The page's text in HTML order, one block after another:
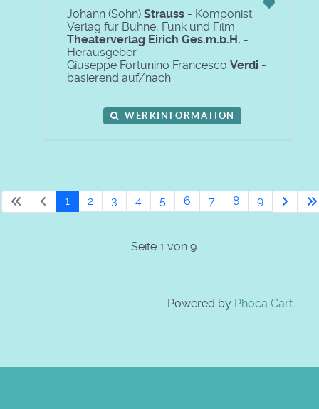
Johann (Sohn) Strauss - Komponist
Verlag für Bühne, Funk und Film
Theaterverlag Eirich Ges.m.b.H. -
Herausgeber
Giuseppe Fortunino Francesco Verdi -
basierend auf/nach
WERKINFORMATION
1 2 3 4 5 6 7 8 9
Seite 1 von 9
Powered by Phoca Cart